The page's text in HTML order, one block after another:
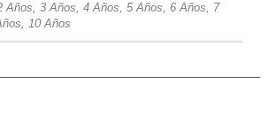
Años, 3 Años, 4 Años, 5 Años, 6 Años, 7
10 Años